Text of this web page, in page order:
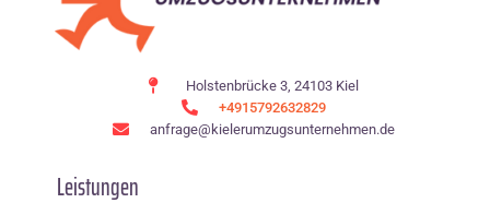
Holstenbrücke 3, 24103 Kiel
+4915792632829
anfrage@kielerumzugsunternehmen.de
Leistungen